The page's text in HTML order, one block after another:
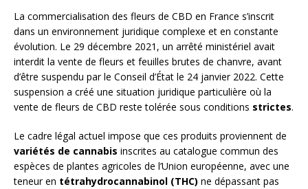
La commercialisation des fleurs de CBD en France s’inscrit
dans un environnement juridique complexe et en constante
évolution. Le 29 décembre 2021, un arrêté ministériel avait
interdit la vente de fleurs et feuilles brutes de chanvre, avant
d’être suspendu par le Conseil d’État le 24 janvier 2022. Cette
suspension a créé une situation juridique particulière où la
vente de fleurs de CBD reste tolérée sous conditions strictes.
Le cadre légal actuel impose que ces produits proviennent de
variétés de cannabis inscrites au catalogue commun des
espèces de plantes agricoles de l’Union européenne, avec une
teneur en tétrahydrocannabinol (THC) ne dépassant pas